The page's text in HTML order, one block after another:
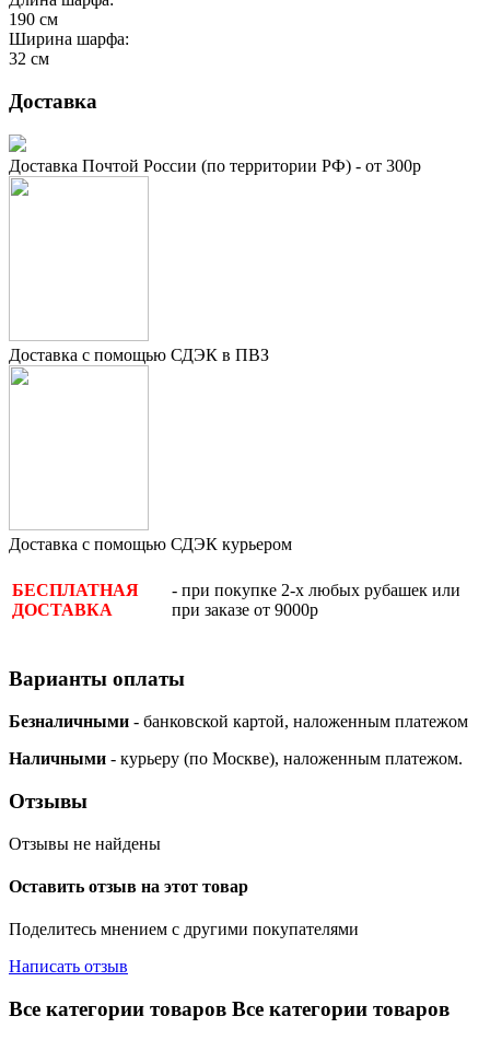
190 см
Ширина шарфа:
32 см
Доставка
Доставка Почтой России (по территории РФ) - от 300р
Доставка с помощью СДЭК в ПВЗ
Доставка с помощью СДЭК курьером
БЕСПЛАТНАЯ
ДОСТАВКА
- при покупке 2-х любых рубашек или
при заказе от 9000р
Варианты оплаты
Безналичными - банковской картой, наложенным платежом
Наличными - курьеру (по Москве), наложенным платежом.
Отзывы
Отзывы не найдены
Оставить отзыв на этот товар
Поделитесь мнением с другими покупателями
Написать отзыв
Все категории товаров Все категории товаров